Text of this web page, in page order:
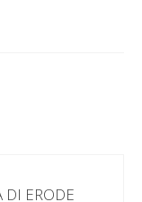
DI ERODE